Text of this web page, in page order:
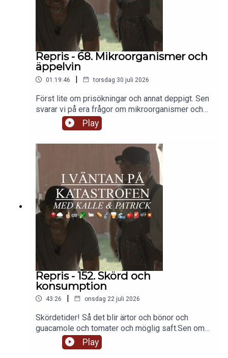
Repris - 68. Mikroorganismer och
äppelvin
01:19:46 | torsdag 30 juli 2026
Först lite om prisökningar och annat deppigt. Sen
svarar vi på era frågor om mikroorganismer och
jordbearbetning, om att odla på jordvärmekabel
och bredvid väg. Om vilken matberedare som är
brandsäkerhet. Och slutligen berättar patrick noga
STEG FÖR STEG hur man gör äppelvin, ja eller
vilket vin som helst egentligen. Tänk vad mycket
vi får lära oss! UNDERBART!
Play
Repris - 152. Skörd och
konsumption
43:26 | onsdag 22 juli 2026
Skördetider! Så det blir ärtor och bönor och
guacamole och tomater och möglig saft.Sen om
lönnsirap som beredskapsgrej och om björksav
som ölingrediens.Ankor! Mot sniglar! Sorter,
Play